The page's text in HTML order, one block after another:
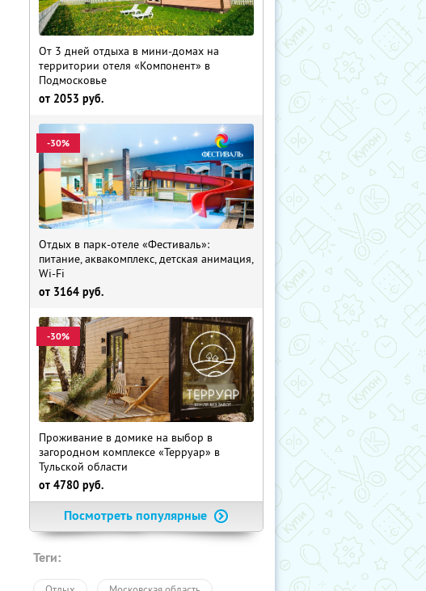
От 3 дней отдыха в мини-домах на
территории отеля «Компонент» в
Подмосковье
от 2053 руб.
-30%
Отдых в парк-отеле «Фестиваль»:
питание, аквакомплекс, детская анимация,
Wi-Fi
от 3164 руб.
-30%
Проживание в домике на выбор в
загородном комплексе «Терруар» в
Тульской области
от 4780 руб.
Посмотреть популярные
Теги: